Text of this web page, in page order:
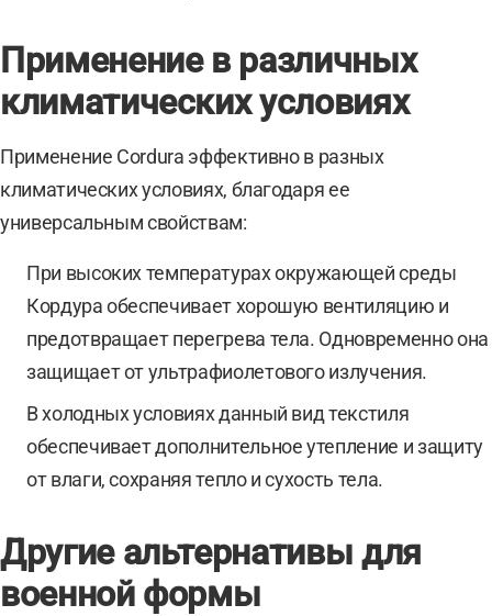
Применение в различных
климатических условиях
Применение Cordura эффективно в разных
климатических условиях, благодаря ее
универсальным свойствам:
При высоких температурах окружающей среды
Кордура обеспечивает хорошую вентиляцию и
предотвращает перегрева тела. Одновременно она
защищает от ультрафиолетового излучения.
В холодных условиях данный вид текстиля
обеспечивает дополнительное утепление и защиту
от влаги, сохраняя тепло и сухость тела.
Другие альтернативы для
военной формы